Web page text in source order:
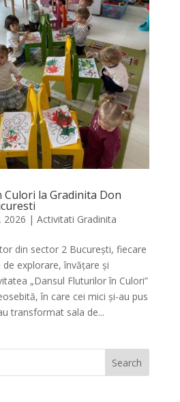
la Gradinita Don
2026 | Activitati Gradinita
din sector 2 București, fiecare
explorare, învățare și
„Dansul Fluturilor în Culori”
în care cei mici și-au pus
transformat sala de...